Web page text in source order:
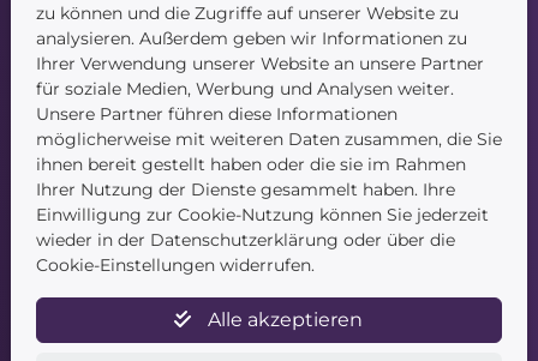
Startseite
Blog
Kontakt
Service
zu können und die Zugriffe auf unserer Website zu
analysieren. Außerdem geben wir Informationen zu
Ihrer Verwendung unserer Website an unsere Partner
für soziale Medien, Werbung und Analysen weiter.
Unsere Partner führen diese Informationen
möglicherweise mit weiteren Daten zusammen, die Sie
ihnen bereit gestellt haben oder die sie im Rahmen
Ihrer Nutzung der Dienste gesammelt haben. Ihre
Einwilligung zur Cookie-Nutzung können Sie jederzeit
wieder in der Datenschutzerklärung oder über die
Cookie-Einstellungen widerrufen.
Alle akzeptieren